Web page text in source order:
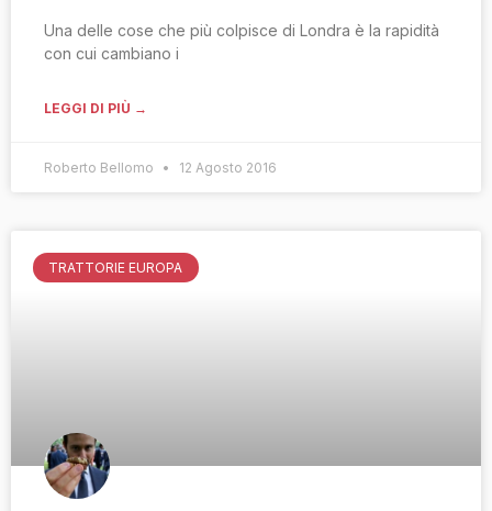
Una delle cose che più colpisce di Londra è la rapidità
con cui cambiano i
LEGGI DI PIÙ →
Roberto Bellomo 12 Agosto 2016
TRATTORIE EUROPA